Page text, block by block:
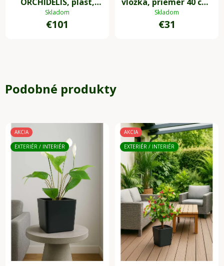
výška 87 cm, biela
Skladom
€101
výška 31 cm, 1 kus
Skladom
€31
Podobné produkty
AKCIA
EXTERIÉR / INTERIÉR
AKCIA
EXTERIÉR / INTERIÉR